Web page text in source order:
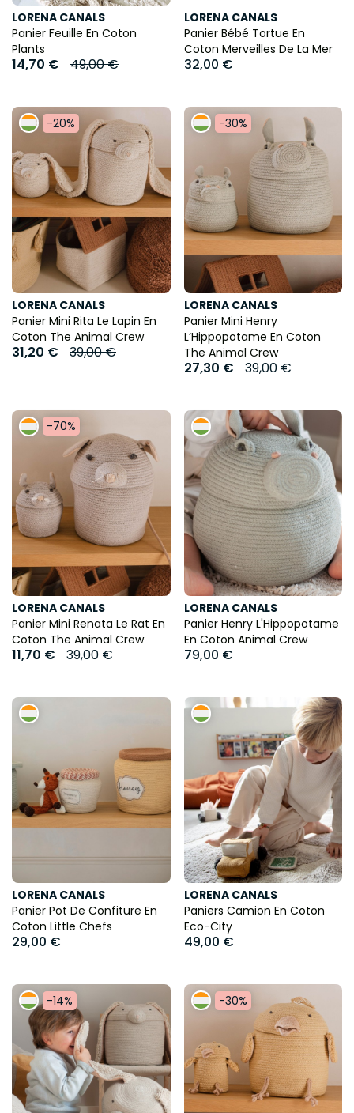
LORENA CANALS
Panier Feuille En Coton
Plants
14,70 € 49,00 €
LORENA CANALS
Panier Bébé Tortue En
Coton Merveilles De La Mer
32,00 €
-20%
LORENA CANALS
Panier Mini Rita Le Lapin En
Coton The Animal Crew
31,20 € 39,00 €
-30%
LORENA CANALS
Panier Mini Henry
L’Hippopotame En Coton
The Animal Crew
27,30 € 39,00 €
-70%
LORENA CANALS
Panier Mini Renata Le Rat En
Coton The Animal Crew
11,70 € 39,00 €
LORENA CANALS
Panier Henry L'Hippopotame
En Coton Animal Crew
79,00 €
LORENA CANALS
Panier Pot De Confiture En
Coton Little Chefs
29,00 €
LORENA CANALS
Paniers Camion En Coton
Eco-City
49,00 €
-14% -30%